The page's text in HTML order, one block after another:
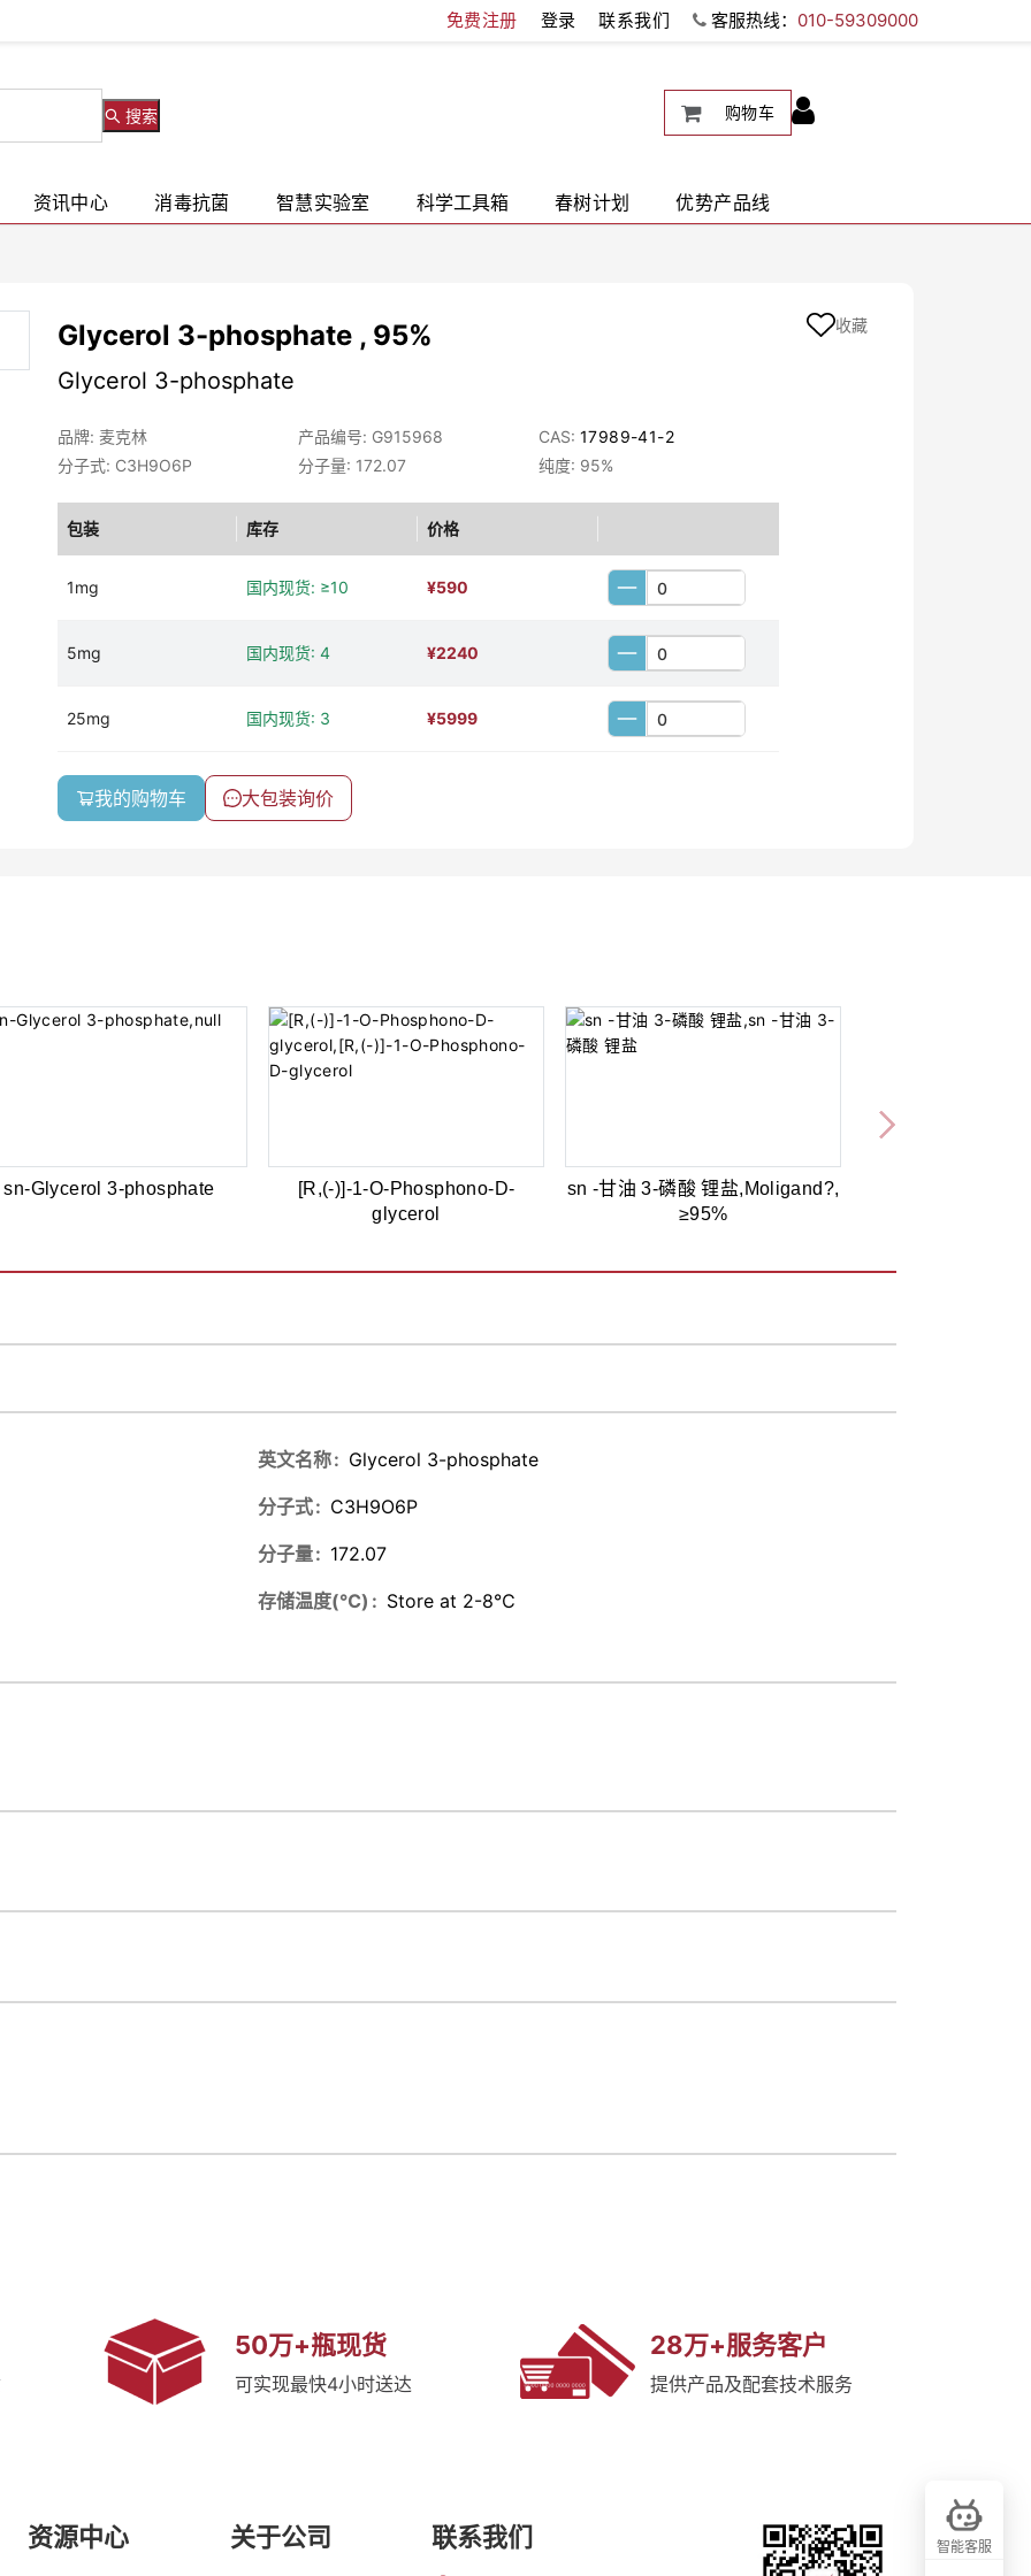
免费注册 登录 联系我们 客服热线： 010-59309000
搜索 购物车
资讯中心 消毒抗菌 智慧实验室 科学工具箱 春树计划 优势产品线
Glycerol 3-phosphate , 95%
Glycerol 3-phosphate
品牌: 麦克林 产品编号: G915968 CAS: 17989-41-2
分子式: C3H9O6P
分子量: 172.07 纯度: 95%
包装 库存 价格
1mg 国内现货: ≥10 ¥590
5mg 国内现货: 4 ¥2240
25mg 国内现货: 3 ¥5999
我的购物车 大包装询价
收藏
sn-Glycerol 3-phosphate
[R,(-)]-1-O-Phosphono-D-
glycerol
sn -甘油 3-磷酸 锂盐,Moligand?,
≥95%
英文名称 Glycerol 3-phosphate
分子式 C3H9O6P
分子量 172.07
存储温度(℃) Store at 2-8℃
50万+瓶现货
可实现最快4小时送达
28万+服务客户
提供产品及配套技术服务
资源中心 关于公司 联系我们 智能客服